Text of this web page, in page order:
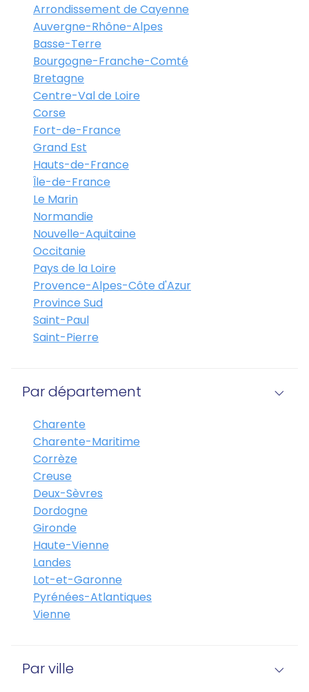
Arrondissement de Cayenne
Auvergne-Rhône-Alpes
Basse-Terre
Bourgogne-Franche-Comté
Bretagne
Centre-Val de Loire
Corse
Fort-de-France
Grand Est
Hauts-de-France
Île-de-France
Le Marin
Normandie
Nouvelle-Aquitaine
Occitanie
Pays de la Loire
Provence-Alpes-Côte d'Azur
Province Sud
Saint-Paul
Saint-Pierre
Par département
Charente
Charente-Maritime
Corrèze
Creuse
Deux-Sèvres
Dordogne
Gironde
Haute-Vienne
Landes
Lot-et-Garonne
Pyrénées-Atlantiques
Vienne
Par ville